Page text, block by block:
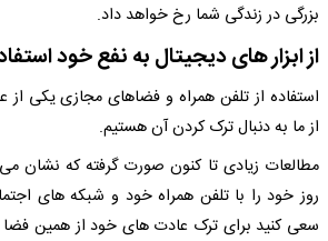
بزرگی در زندگی شما رخ خواهد داد.
از ابزار های دیجیتال به نفع خود
استفاده از تلفن همراه و فضاهای مجازی یکی
از ما به دنبال ترک کردن آن هستیم.
مطالعات زیادی تا کنون صورت گرفته که نشان می
روز خود را با تلفن همراه خود و شبکه های
سعی کنید برای ترک عادت های خود از همین فضا